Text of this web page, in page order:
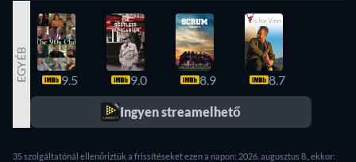
EGYÉB 9.5 9.0 8.9 8.7
Ingyen streamelhető
35 szolgáltatónál ellenőriztük a frissítéseket ezen a napon: 2026. augusztus 8., ekkor: